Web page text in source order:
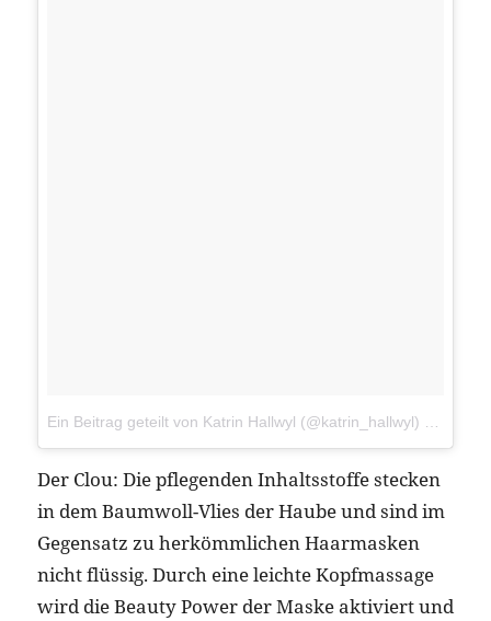
Ein Beitrag geteilt von Katrin Hallwyl (@katrin_hallwyl)
Der Clou: Die pflegenden Inhaltsstoffe stecken
in dem Baumwoll-Vlies der Haube und sind im
Gegensatz zu herkömmlichen Haarmasken
nicht flüssig. Durch eine leichte Kopfmassage
wird die Beauty Power der Maske aktiviert und